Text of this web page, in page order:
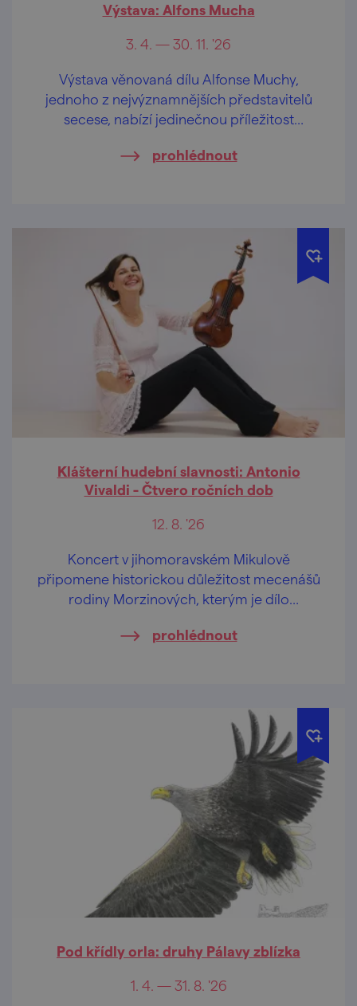
Výstava: Alfons Mucha
3. 4. — 30. 11. '26
Výstava věnovaná dílu Alfonse Muchy,
jednoho z nejvýznamnějších představitelů
secese, nabízí jedinečnou příležitost
prohlédnout
Klášterní hudební slavnosti: Antonio
Vivaldi - Čtvero ročních dob
12. 8. '26
Koncert v jihomoravském Mikulově
připomene historickou důležitost mecenášů
rodiny Morzinových, kterým je dílo
prohlédnout
Pod křídly orla: druhy Pálavy zblízka
1. 4. — 31. 8. '26